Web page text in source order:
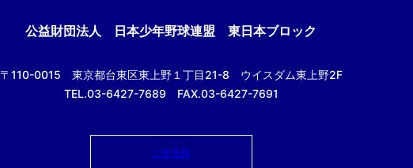
公益財団法人 日本少年野球連盟 東日本ブロック
〒110-0015 東京都台東区東上野１丁目21-8 ウイスダム東上野2F
TEL.03-6427-7689 FAX.03-6427-7691
ご意見箱